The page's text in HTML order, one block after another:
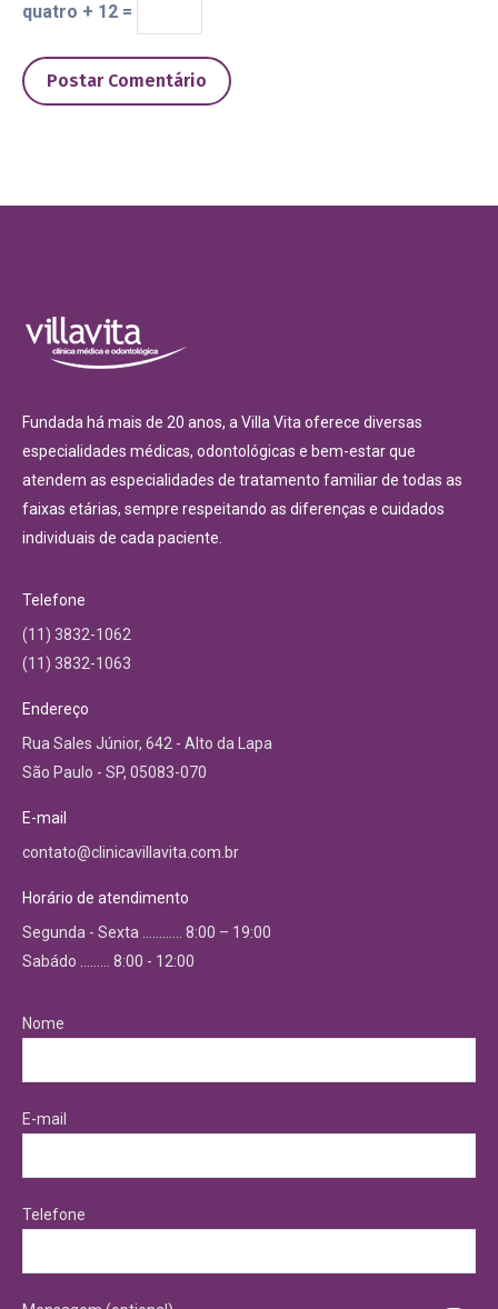
quatro + 12 =
Postar Comentário
Fundada há mais de 20 anos, a Villa Vita oferece diversas
especialidades médicas, odontológicas e bem-estar que
atendem as especialidades de tratamento familiar de todas as
faixas etárias, sempre respeitando as diferenças e cuidados
individuais de cada paciente.
Telefone
(11) 3832-1062
(11) 3832-1063
Endereço
Rua Sales Júnior, 642 - Alto da Lapa
São Paulo - SP, 05083-070
E-mail
contato@clinicavillavita.com.br
Horário de atendimento
Segunda - Sexta ………… 8:00 – 19:00
Sabádo ……… 8:00 - 12:00
Nome
E-mail
Telefone